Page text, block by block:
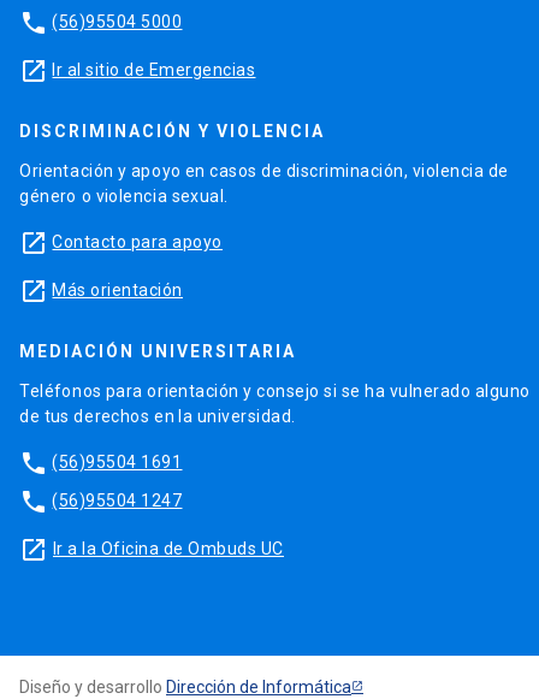
phone (56)95504 5000
launch Ir al sitio de Emergencias
DISCRIMINACIÓN Y VIOLENCIA
Orientación y apoyo en casos de discriminación, violencia de
género o violencia sexual.
launch Contacto para apoyo
launch Más orientación
MEDIACIÓN UNIVERSITARIA
Teléfonos para orientación y consejo si se ha vulnerado alguno
de tus derechos en la universidad.
phone (56)95504 1691
phone (56)95504 1247
launch Ir a la Oficina de Ombuds UC
Diseño y desarrollo Dirección de Informática